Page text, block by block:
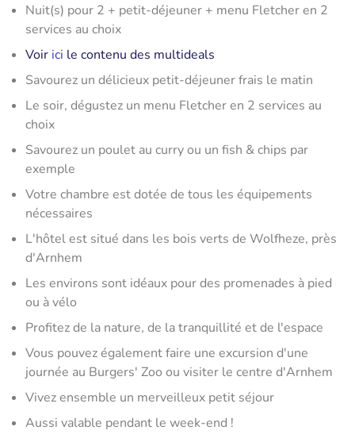
Nuit(s) pour 2 + petit-déjeuner + menu Fletcher en 2
services au choix
Voir ici le contenu des multideals
Savourez un délicieux petit-déjeuner frais le matin
Le soir, dégustez un menu Fletcher en 2 services au
choix
Savourez un poulet au curry ou un fish & chips par
exemple
Votre chambre est dotée de tous les équipements
nécessaires
L'hôtel est situé dans les bois verts de Wolfheze, près
d'Arnhem
Les environs sont idéaux pour des promenades à pied
ou à vélo
Profitez de la nature, de la tranquillité et de l'espace
Vous pouvez également faire une excursion d'une
journée au Burgers' Zoo ou visiter le centre d'Arnhem
Vivez ensemble un merveilleux petit séjour
Aussi valable pendant le week-end !